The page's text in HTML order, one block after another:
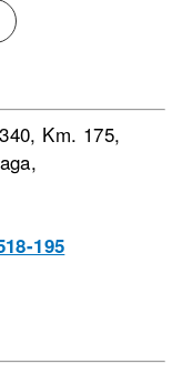
Km. 175,
195